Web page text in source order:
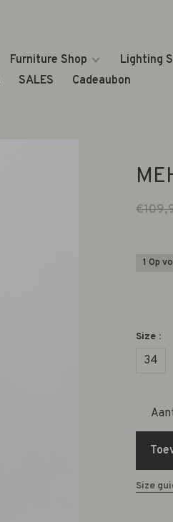
Furniture Shop Lighting
SALES Cadeaubon
1 Op
Size :
34
Size